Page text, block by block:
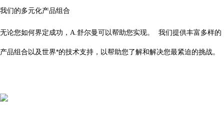
我们的多元化产品组合
无论您如何界定成功， A.舒尔曼可以帮助您实现。 我们提供丰富多样的
产品组合以及世界*的技术支持，以帮助您了解和解决您最紧迫的挑战。